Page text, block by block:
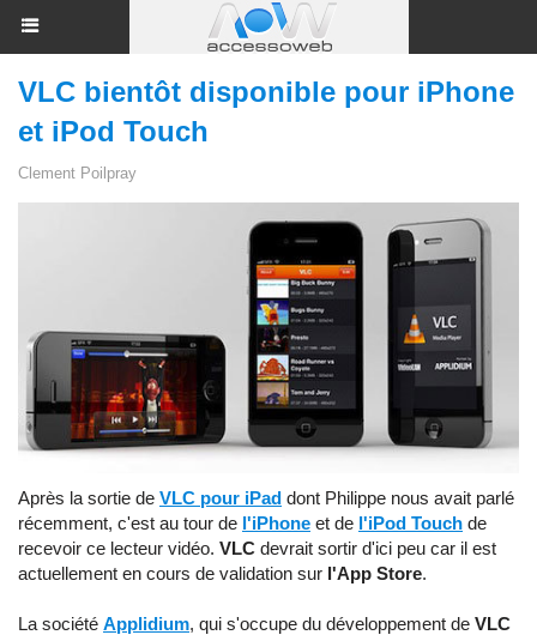
VLC bientôt disponible pour iPhone
et iPod Touch
Clement Poilpray
Après la sortie de VLC pour iPad dont Philippe nous avait parlé
récemment, c'est au tour de l'iPhone et de l'iPod Touch de
recevoir ce lecteur vidéo. VLC devrait sortir d'ici peu car il est
actuellement en cours de validation sur l'App Store.
La société Applidium, qui s'occupe du développement de VLC